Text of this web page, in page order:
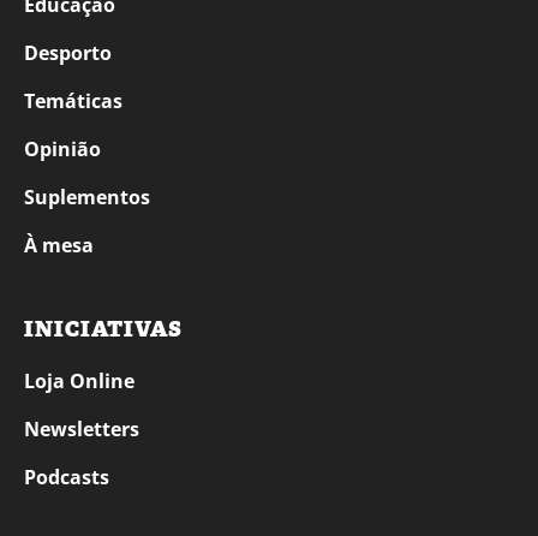
Desporto
Temáticas
Opinião
Suplementos
À mesa
INICIATIVAS
Loja Online
Newsletters
Podcasts